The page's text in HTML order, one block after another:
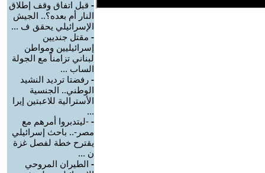
- قبل اتفاق وقف إطلاق
النار أم بعده؟.. الجيش
الإسرائيلي يحقق ف ...
- مقتل جنديين
إسرائيليين ومواطن
لبناني تزامناً مع الجولة
الساب ...
- رفضتا ترديد النشيد
الوطني.. الجنسية
الأسترالية للاعبتين إيرا
...
- -ليتدبروا أمرهم مع
مصر-.. باحث إسرائيلي
يقترح خطة لفصل غزة
ن ...
- الطيران المروحي